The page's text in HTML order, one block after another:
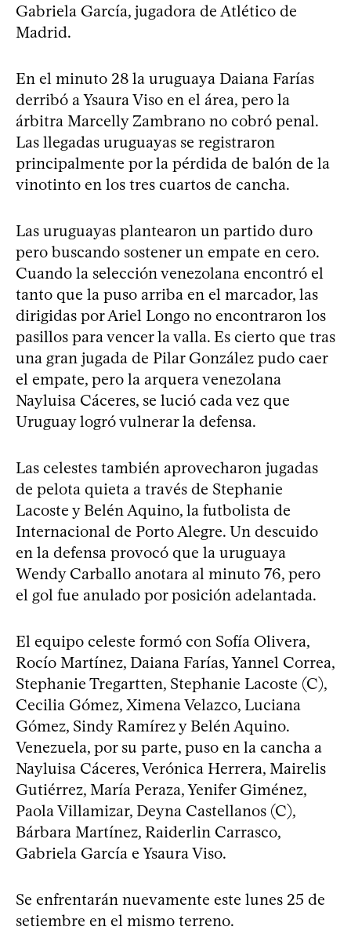
Gabriela García, jugadora de Atlético de
Madrid.
En el minuto 28 la uruguaya Daiana Farías
derribó a Ysaura Viso en el área, pero la
árbitra Marcelly Zambrano no cobró penal.
Las llegadas uruguayas se registraron
principalmente por la pérdida de balón de la
vinotinto en los tres cuartos de cancha.
Las uruguayas plantearon un partido duro
pero buscando sostener un empate en cero.
Cuando la selección venezolana encontró el
tanto que la puso arriba en el marcador, las
dirigidas por Ariel Longo no encontraron los
pasillos para vencer la valla. Es cierto que tras
una gran jugada de Pilar González pudo caer
el empate, pero la arquera venezolana
Nayluisa Cáceres, se lució cada vez que
Uruguay logró vulnerar la defensa.
Las celestes también aprovecharon jugadas
de pelota quieta a través de Stephanie
Lacoste y Belén Aquino, la futbolista de
Internacional de Porto Alegre. Un descuido
en la defensa provocó que la uruguaya
Wendy Carballo anotara al minuto 76, pero
el gol fue anulado por posición adelantada.
El equipo celeste formó con Sofía Olivera,
Rocío Martínez, Daiana Farías, Yannel Correa,
Stephanie Tregartten, Stephanie Lacoste (C),
Cecilia Gómez, Ximena Velazco, Luciana
Gómez, Sindy Ramírez y Belén Aquino.
Venezuela, por su parte, puso en la cancha a
Nayluisa Cáceres, Verónica Herrera, Mairelis
Gutiérrez, María Peraza, Yenifer Giménez,
Paola Villamizar, Deyna Castellanos (C),
Bárbara Martínez, Raiderlin Carrasco,
Gabriela García e Ysaura Viso.
Se enfrentarán nuevamente este lunes 25 de
setiembre en el mismo terreno.